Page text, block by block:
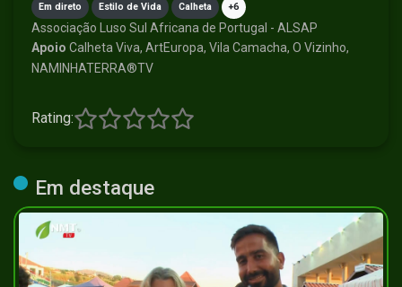
Em direto Estilo de Vida Calheta +6
Associação Luso Sul Africana de Portugal - ALSAP
Apoio Calheta Viva, ArtEuropa, Vila Camacha, O Vizinho,
NAMINHATERRA®TV
Rating:
Em destaque